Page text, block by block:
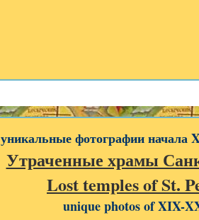
уникальные фотографии начала
Утраченные храмы
Lost temples of St.
unique photos of XIX-